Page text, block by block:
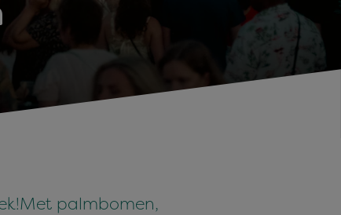
Met palmbomen,